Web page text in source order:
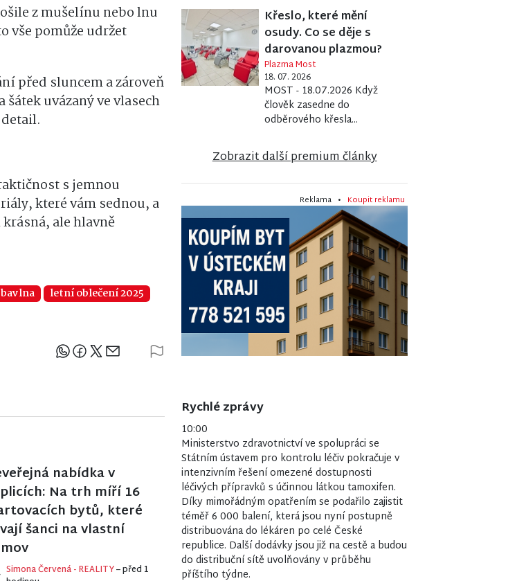
z mušelínu nebo lnu
vše pomůže udržet
před sluncem a zároveň
uvázaný ve vlasech
s jemnou
které vám sednou, a
ale hlavně
letní oblečení 2025
Sdílejte článek
nabídka v
Na trh míří 16
bytů, které
šanci na vlastní
Simona Červená - REALITY– před 1
Křeslo, které mění
osudy. Co se děje s
darovanou plazmou?
Plazma Most
18. 07. 2026
MOST - 18.07.2026 Když
člověk zasedne do
odběrového křesla...
Zobrazit další premium články
Reklama • Koupit reklamu
Rychlé zprávy
10:00
Ministerstvo zdravotnictví ve spolupráci se
Státním ústavem pro kontrolu léčiv pokračuje v
intenzivním řešení omezené dostupnosti
léčivých přípravků s účinnou látkou tamoxifen.
Díky mimořádným opatřením se podařilo zajistit
téměř 6 000 balení, která jsou nyní postupně
distribuována do lékáren po celé České
republice. Další dodávky jsou již na cestě a budou
do distribuční sítě uvolňovány v průběhu
příštího týdne.